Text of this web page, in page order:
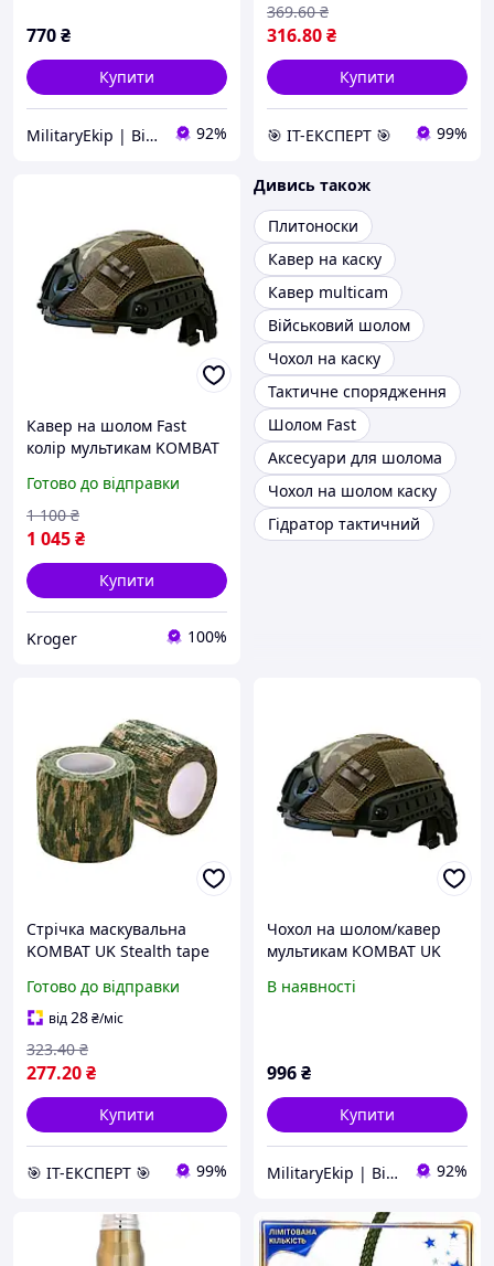
770₴
Купити
MilitaryEkip | Військове спорядження 92%
316.80₴
369.60 ₴
Купити
🎯 ІТ-ЕКСПЕРТ 🎯 99%
Кавер на шолом Fast
колір мультикам KOMBAT
на шолом каску
Готово до відправки
1 045₴
1 100 ₴
Купити
Kroger 100%
Дивись також
Плитоноски
Кавер на каску
Кавер multicam
Військовий шолом
Чохол на каску
Тактичне спорядження
Шолом Fast
Аксесуари для шолома
Чохол на шолом каску
Гідратор тактичний
Стрічка маскувальна
KOMBAT UK Stealth tape
Готово до відправки
від28₴/міс
277.20₴
323.40 ₴
Купити
🎯 ІТ-ЕКСПЕРТ 🎯 99%
Чохол на шолом/кавер
мультикам KOMBAT UK
В наявності
996₴
Купити
MilitaryEkip | Військове спорядження 92%